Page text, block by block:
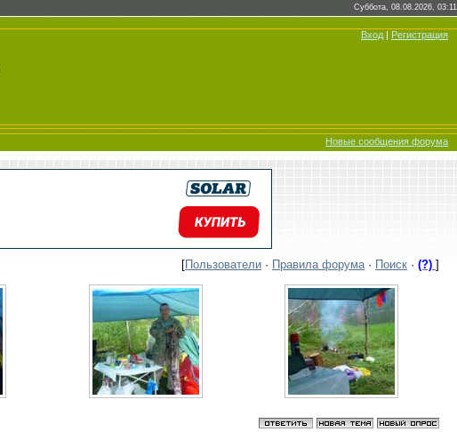
Суббота, 08.08.2026, 03:11
Вход | Регистрация
Новые сообщения форума
[Пользователи · Правила форума· Поиск · (?) ]